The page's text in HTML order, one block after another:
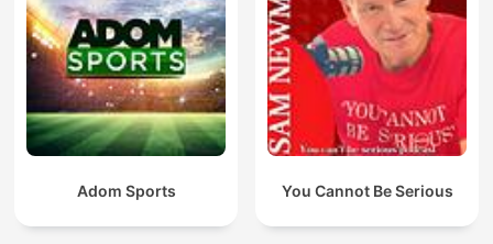
Adom Sports You Cannot Be Serious